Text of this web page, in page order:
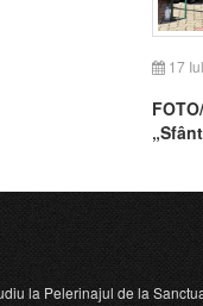
17
la Pelerinajul de la